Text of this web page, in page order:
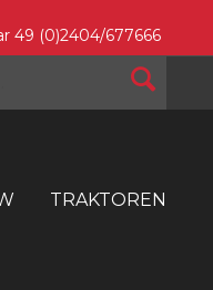
49 (0)2404/677666
TRAKTOREN